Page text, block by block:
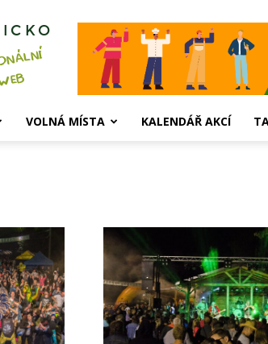
VOLNÁ MÍSTA KALENDÁŘ AKCÍ